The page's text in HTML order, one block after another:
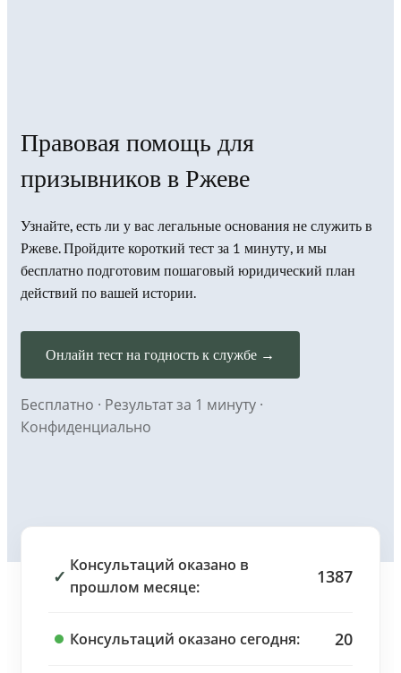
Правовая помощь для
призывников в Ржеве
Узнайте, есть ли у вас легальные основания не служить в
Ржеве. Пройдите короткий тест за 1 минуту, и мы
бесплатно подготовим пошаговый юридический план
действий по вашей истории.
Онлайн тест на годность к службе →
Бесплатно · Результат за 1 минуту ·
Конфиденциально
✓
Консультаций оказано в
прошлом месяце:
1387
Консультаций оказано сегодня: 20